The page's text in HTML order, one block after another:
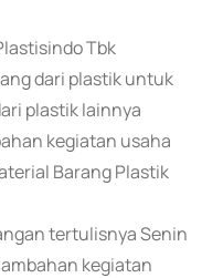
Tbk
dari plastik untuk
plastik lainnya
kegiatan usaha
Barang Plastik
tertulisnya Senin
kegiatan